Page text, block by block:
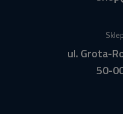
ul. Grota-
50-